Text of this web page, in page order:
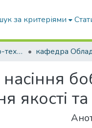
за критеріями
Факультет Механіко-технологічний
якості